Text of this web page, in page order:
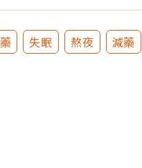
失眠 熬夜
減藥